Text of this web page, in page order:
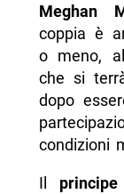
Meghan
coppia è
o meno,
che si
dopo
condizioni
Il